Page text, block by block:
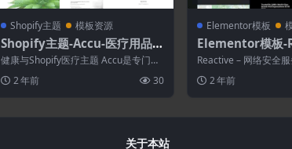
Shopify主题 模板资源
Shopify主题-Accu-医疗用品商
店Shopify主题
健康与Shopify医疗主题 Accu是专门为
2 年前 30
Elementor模板
Elementor模板-
络安全服务
具包
Reactive – 网络安全
2 年前
关于本站